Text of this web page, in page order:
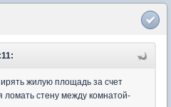
жилую площадь за счет
стену между комнатой-